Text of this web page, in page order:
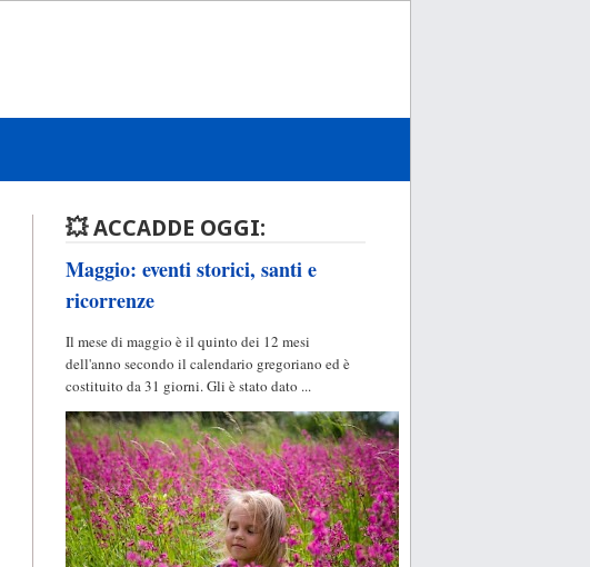
💥 ACCADDE OGGI:
Maggio: eventi storici, santi e
ricorrenze
Il mese di maggio è il quinto dei 12 mesi
dell'anno secondo il calendario gregoriano ed è
costituito da 31 giorni. Gli è stato dato ...